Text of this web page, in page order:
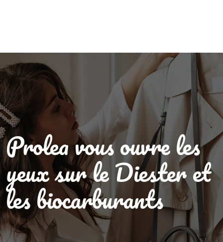
Prolea vous ouvre les
yeux sur le Diester et
les biocarburants